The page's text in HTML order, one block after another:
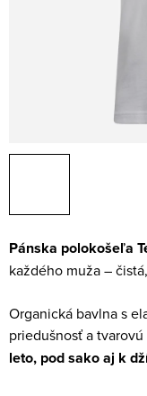
Pánska polokošeľa
každého muža –
Organická bavlna s
priedušnosť a
leto, pod sako aj k